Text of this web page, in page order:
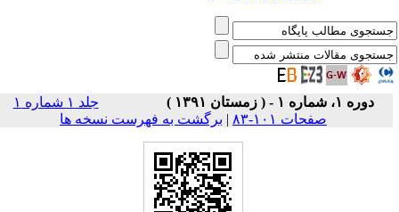
دوره ۱، شماره ۱ - ( زمستان ۱۳۹۱ )
جلد ۱ شماره ۱
صفحات ۱۰۱-۸۳
| برگشت به فهرست نسخه ها